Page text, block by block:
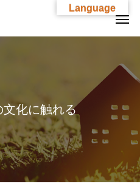
文化に触れる
Language